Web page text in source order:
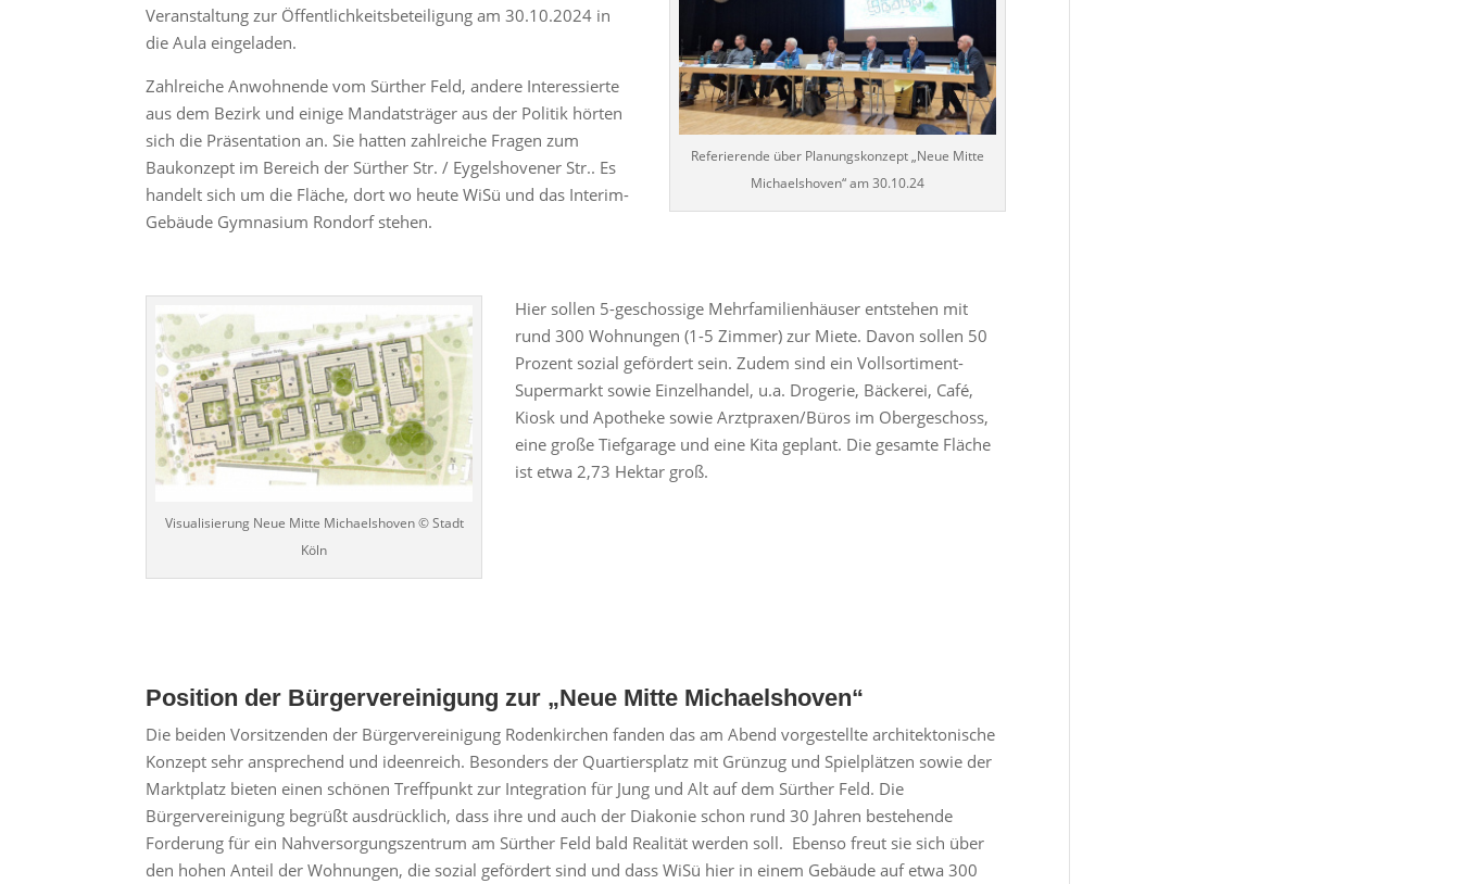
Referierende über Planungskonzept „Neue Mitte
Michaelshoven“ am 30.10.24
Veranstaltung zur Öffentlichkeitsbeteiligung am 30.10.2024 in
die Aula eingeladen.
Zahlreiche Anwohnende vom Sürther Feld, andere Interessierte
aus dem Bezirk und einige Mandatsträger aus der Politik hörten
sich die Präsentation an. Sie hatten zahlreiche Fragen zum
Baukonzept im Bereich der Sürther Str. / Eygelshovener Str.. Es
handelt sich um die Fläche, dort wo heute WiSü und das Interim-
Gebäude Gymnasium Rondorf stehen.
Visualisierung Neue Mitte Michaelshoven © Stadt
Köln
Hier sollen 5-geschossige Mehrfamilienhäuser entstehen mit
rund 300 Wohnungen (1-5 Zimmer) zur Miete. Davon sollen 50
Prozent sozial gefördert sein. Zudem sind ein Vollsortiment-
Supermarkt sowie Einzelhandel, u.a. Drogerie, Bäckerei, Café,
Kiosk und Apotheke sowie Arztpraxen/Büros im Obergeschoss,
eine große Tiefgarage und eine Kita geplant. Die gesamte Fläche
ist etwa 2,73 Hektar groß.
Position der Bürgervereinigung zur „Neue Mitte Michaelshoven“
Die beiden Vorsitzenden der Bürgervereinigung Rodenkirchen fanden das am Abend vorgestellte architektonische
Konzept sehr ansprechend und ideenreich. Besonders der Quartiersplatz mit Grünzug und Spielplätzen sowie der
Marktplatz bieten einen schönen Treffpunkt zur Integration für Jung und Alt auf dem Sürther Feld. Die
Bürgervereinigung begrüßt ausdrücklich, dass ihre und auch der Diakonie schon rund 30 Jahren bestehende
Forderung für ein Nahversorgungszentrum am Sürther Feld bald Realität werden soll. Ebenso freut sie sich über
den hohen Anteil der Wohnungen, die sozial gefördert sind und dass WiSü hier in einem Gebäude auf etwa 300